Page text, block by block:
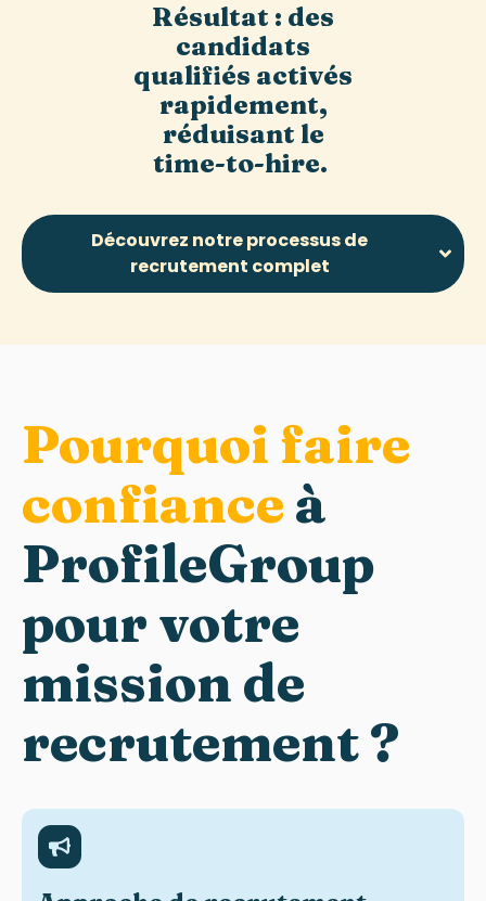
Résultat : des
candidats
qualifiés activés
rapidement,
réduisant le
time‑to‑hire.
Découvrez notre processus de
recrutement complet
Pourquoi faire
confiance à
ProfileGroup
pour votre
mission de
recrutement ?